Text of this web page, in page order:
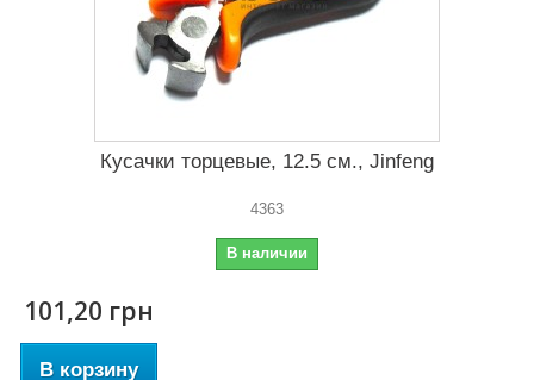
Кусачки торцевые, 12.5 см., Jinfeng
4363
В наличии
101,20 грн
В корзину